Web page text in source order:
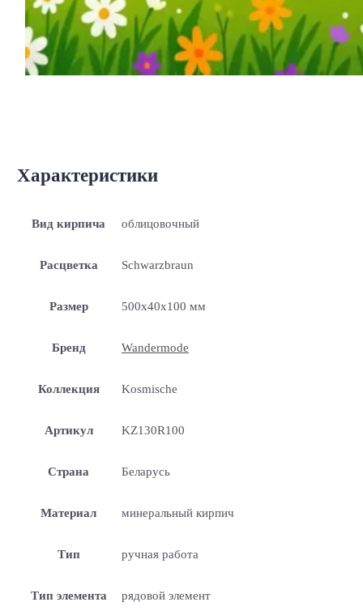
Характеристики
Вид кирпича облицовочный
Расцветка Schwarzbraun
Размер 500x40x100 мм
Бренд Wandermode
Коллекция Kosmische
Артикул KZ130R100
Страна Беларусь
Материал минеральный кирпич
Тип ручная работа
Тип элемента рядовой элемент